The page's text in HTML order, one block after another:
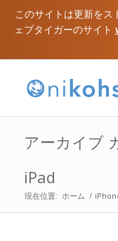
このサイトは更新をス
ェブタイガーのサイト
アーカイブ
iPad
現在位置: ホーム /